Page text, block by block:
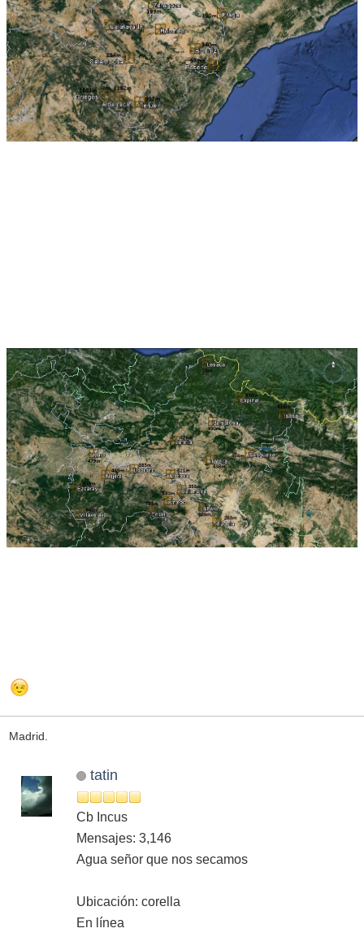
Madrid.
tatin
Cb Incus
Mensajes: 3,146
Agua señor que nos secamos
Ubicación: corella
En línea